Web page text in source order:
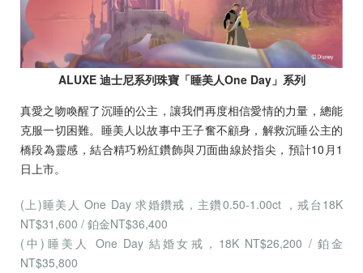
ALUXE 迪士尼系列珠寶「睡美人One Day」系列
真愛之吻喚醒了沉睡的公主，讓我們再度相信愛情的力量，總能
克服一切困難。睡美人以故事中王子奮不顧身，解救沉睡公主的
橋段為靈感，結合精巧粉紅鑽飾與刀面曲線於指尖，預計10月1
日上市。
(上)睡美人 One Day 求婚鑽戒，主鑽0.50-1.00ct ，戒台18K
NT$31,600 / 鉑金NT$36,400
(中)睡美人 One Day 結婚女戒，18K NT$26,200 / 鉑金
NT$35,800